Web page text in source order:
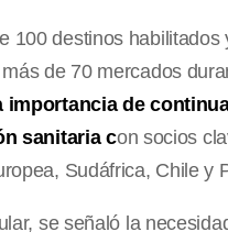
100 destinos habilitados
de 70 mercados
importancia de
sanitaria con socios
Sudáfrica, Chile y
se señaló la